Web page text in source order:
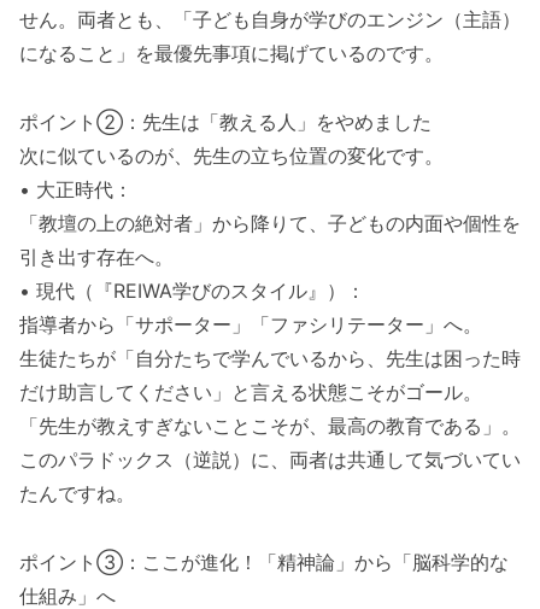
せん。両者とも、「子ども自身が学びのエンジン（主語）
になること」を最優先事項に掲げているのです。
ポイント②：先生は「教える人」をやめました
次に似ているのが、先生の立ち位置の変化です。
• 大正時代：
「教壇の上の絶対者」から降りて、子どもの内面や個性を
引き出す存在へ。
• 現代（『REIWA学びのスタイル』）：
指導者から「サポーター」「ファシリテーター」へ。
生徒たちが「自分たちで学んでいるから、先生は困った時
だけ助言してください」と言える状態こそがゴール。
「先生が教えすぎないことこそが、最高の教育である」。
このパラドックス（逆説）に、両者は共通して気づいてい
たんですね。
ポイント③：ここが進化！「精神論」から「脳科学的な
仕組み」へ